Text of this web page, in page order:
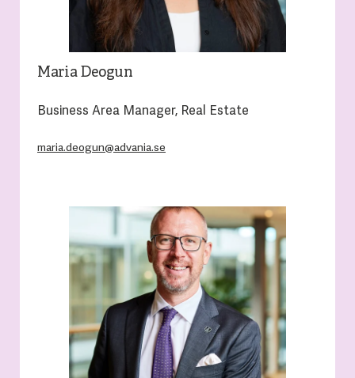
Maria Deogun
Business Area Manager, Real Estate
maria.deogun@advania.se